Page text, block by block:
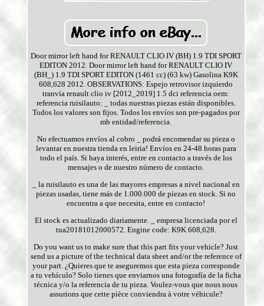
Door mirror left hand for RENAULT CLIO IV (BH) 1.9 TDI SPORT
EDITON 2012. Door mirror left hand for RENAULT CLIO IV
(BH_) 1.9 TDI SPORT EDITON (1461 cc) (63 kw) Gasolina K9K
608,628 2012. OBSERVATIONS: Espejo retrovisor izquierdo
tranvía renault clio iv [2012_2019] 1.5 dci referencia oem:
referencia ruisilauto: _ todas nuestras piezas están disponibles.
Todos los valores son fijos. Todos los envíos son pre-pagados por
mb entidad/referencia.
No efectuamos envíos al cobro _ podrá encomendar su pieza o
levantar en nuestra tienda en leiria! Envíos en 24-48 horas para
todo el país. Si haya interés, entre en contacto a través de los
mensajes o de nuestro número de contacto.
_ la ruisilauto es una de las mayores empresas a nivel nacional en
piezas usadas, tiene más de 1.000.000 de piezas en stock. Si no
encuentra a que necesita, entre en contacto!
El stock es actualizado diariamente. _ empresa licenciada por el
tua20181012000572. Engine code: K9K 608,628.
Do you want us to make sure that this part fits your vehicle? Just
send us a picture of the technical data sheet and/or the reference of
your part. ¿Quieres que te aseguremos que esta pieza corresponde
a tu vehículo? Solo tienes que enviarnos una fotografía de la ficha
técnica y/o la referencia de tu pieza. Voulez-vous que nous nous
assurions que cette pièce conviendra à votre véhicule?